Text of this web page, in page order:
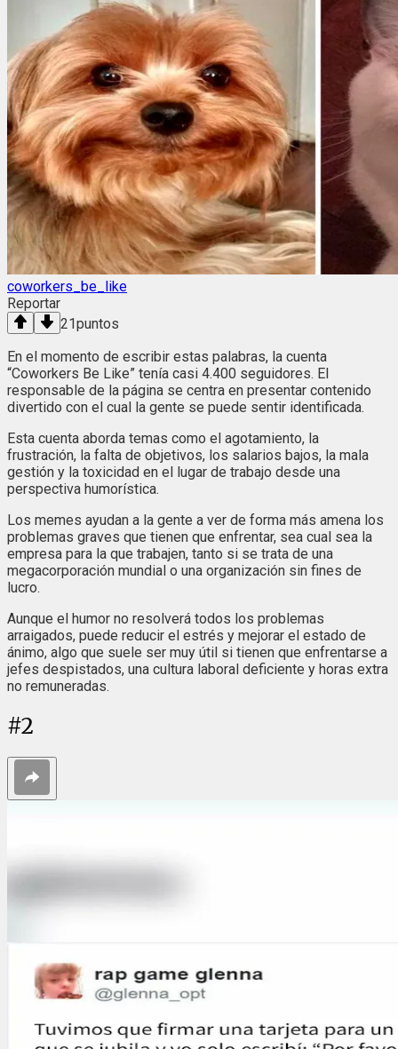
coworkers_be_like
Reportar
21puntos
En el momento de escribir estas palabras, la cuenta
“Coworkers Be Like” tenía casi 4.400 seguidores. El
responsable de la página se centra en presentar contenido
divertido con el cual la gente se puede sentir identificada.
Esta cuenta aborda temas como el agotamiento, la
frustración, la falta de objetivos, los salarios bajos, la mala
gestión y la toxicidad en el lugar de trabajo desde una
perspectiva humorística.
Los memes ayudan a la gente a ver de forma más amena los
problemas graves que tienen que enfrentar, sea cual sea la
empresa para la que trabajen, tanto si se trata de una
megacorporación mundial o una organización sin fines de
lucro.
Aunque el humor no resolverá todos los problemas
arraigados, puede reducir el estrés y mejorar el estado de
ánimo, algo que suele ser muy útil si tienen que enfrentarse a
jefes despistados, una cultura laboral deficiente y horas extra
no remuneradas.
#2